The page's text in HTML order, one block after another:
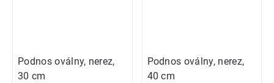
Podnos oválny, nerez,
30 cm
Podnos oválny, nerez,
40 cm